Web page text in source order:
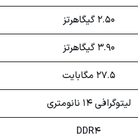
2.50 گیگاهرتز
3.90 گیگاهرتز
27.5 مگابایت
لیتوگرافی 14 نانومتری
DDR4